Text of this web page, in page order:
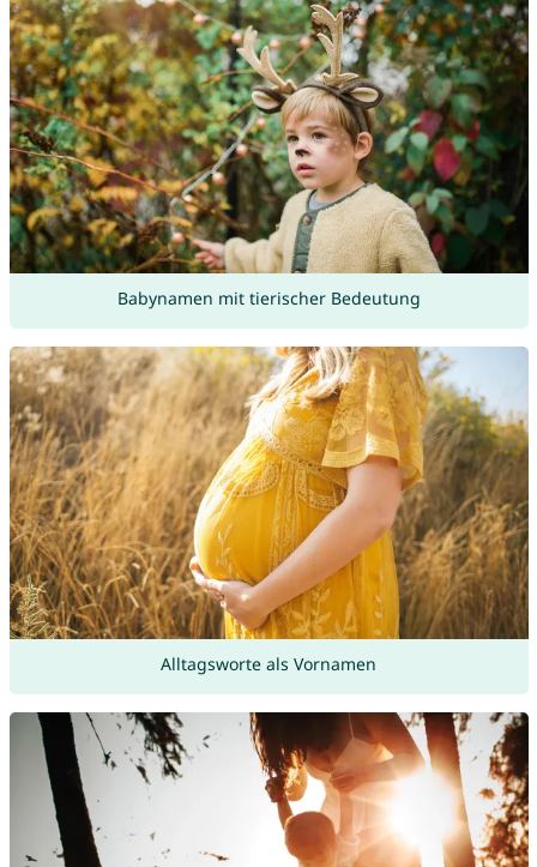
Babynamen mit tierischer Bedeutung
Alltagsworte als Vornamen